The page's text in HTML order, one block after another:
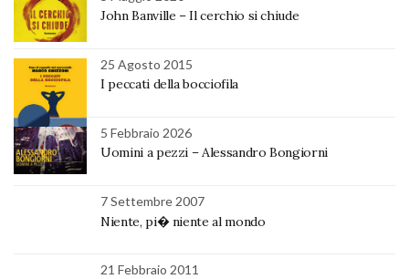
John Banville – Il cerchio si chiude
25 Agosto 2015
I peccati della bocciofila
5 Febbraio 2026
Uomini a pezzi – Alessandro Bongiorni
7 Settembre 2007
Niente, pi� niente al mondo
21 Febbraio 2011